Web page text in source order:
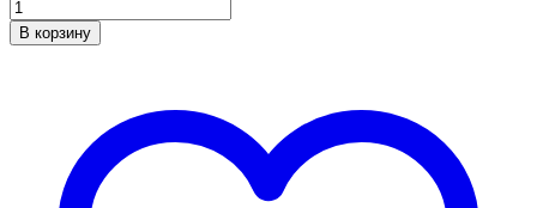
В корзину